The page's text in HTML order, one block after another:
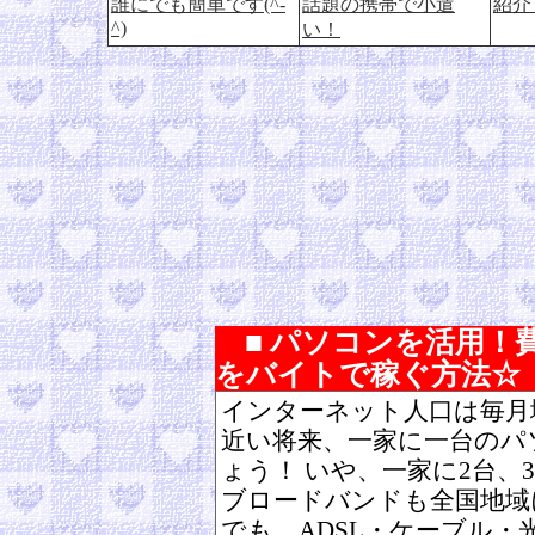
誰にでも簡単です(^-
^)
話題の携帯で小遣
い！
紹介
■ パソコンを活用！
をバイトで稼ぐ方法☆
インターネット人口は毎
近い将来、一家に一台の
ょう！ いや、一家に2台
ブロードバンドも全国地